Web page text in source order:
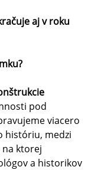
aj v roku
pod
viacero
históriu, medzi
ktorej
a historikov